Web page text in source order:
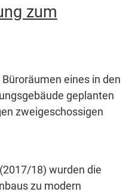
zum
eines in den
geplanten
zweigeschossigen
18) wurden die
zu modern